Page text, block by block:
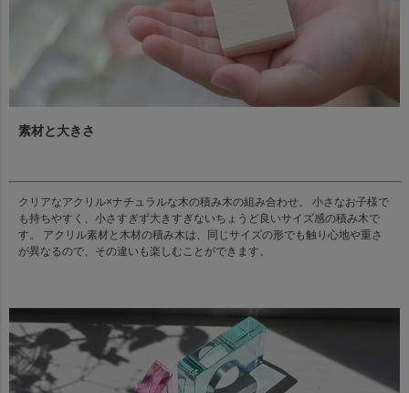
素材と大きさ
クリアなアクリル×ナチュラルな木の積み木の組み合わせ。 小さなお子様で
も持ちやすく、小さすぎず大きすぎないちょうど良いサイズ感の積み木で
す。 アクリル素材と木材の積み木は、同じサイズの形でも触り心地や重さ
が異なるので、その違いも楽しむことができます。